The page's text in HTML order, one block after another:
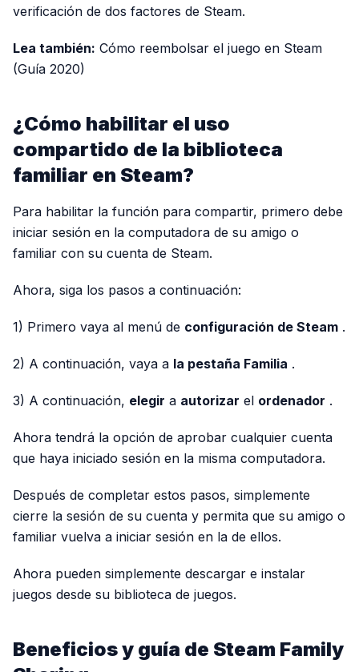
verificación de dos factores de Steam.
Lea también: Cómo reembolsar el juego en Steam
(Guía 2020)
¿Cómo habilitar el uso
compartido de la biblioteca
familiar en Steam?
Para habilitar la función para compartir, primero debe
iniciar sesión en la computadora de su amigo o
familiar con su cuenta de Steam.
Ahora, siga los pasos a continuación:
1) Primero vaya al menú de configuración de Steam .
2) A continuación, vaya a la pestaña Familia .
3) A continuación, elegir a autorizar el ordenador .
Ahora tendrá la opción de aprobar cualquier cuenta
que haya iniciado sesión en la misma computadora.
Después de completar estos pasos, simplemente
cierre la sesión de su cuenta y permita que su amigo o
familiar vuelva a iniciar sesión en la de ellos.
Ahora pueden simplemente descargar e instalar
juegos desde su biblioteca de juegos.
Beneficios y guía de Steam Family